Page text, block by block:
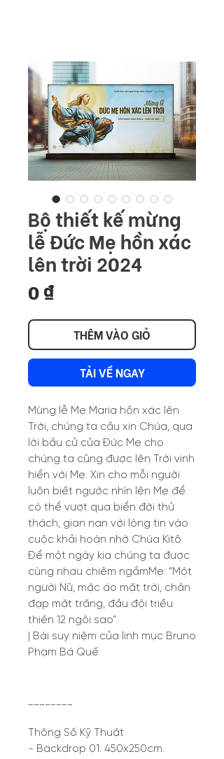
Bộ thiết kế mừng
lễ Đức Mẹ hồn xác
lên trời 2024
0 ₫
THÊM VÀO GIỎ
TẢI VỀ NGAY
Mừng lễ Mẹ Maria hồn xác lên
Trời, chúng ta cầu xin Chúa, qua
lời bầu cử của Đức Mẹ cho
chúng ta cũng được lên Trời vinh
hiển với Mẹ. Xin cho mỗi người
luôn biết ngước nhìn lên Mẹ để
có thể vượt qua biển đời thử
thách, gian nan với lòng tin vào
cuộc khải hoàn nhờ Chúa Kitô.
Để một ngày kia chúng ta được
cùng nhau chiêm ngắmMẹ: “Một
người Nữ, mặc áo mặt trời, chân
đạp mặt trăng, đầu đội triều
thiên 12 ngôi sao”.
| Bài suy niệm của linh mục Bruno
Phạm Bá Quế
Thông Số Kỹ Thuật
- Backdrop 01: 450x250cm.